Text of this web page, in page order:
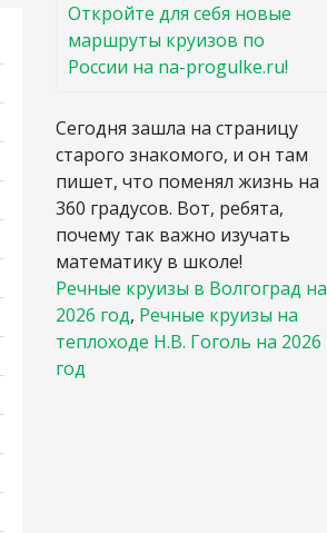
Откройте для себя новые
маршруты круизов по
России на na-progulke.ru!
Сегодня зашла на страницу
старого знакомого, и он там
пишет, что поменял жизнь на
360 градусов. Вот, ребята,
почему так важно изучать
математику в школе!
Речные круизы в Волгоград на
2026 год, Речные круизы на
теплоходе Н.В. Гоголь на 2026
год